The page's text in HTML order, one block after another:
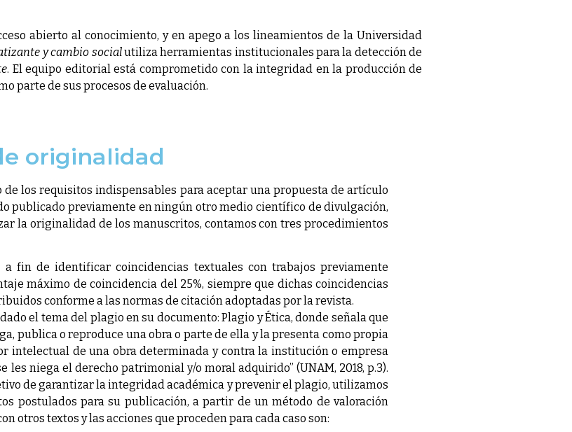
abierto al conocimiento, y en apego a los lineamientos de la Universidad
y cambio socialutiliza herramientas institucionales para la detección de
. El equipo editorial está comprometido con la integridad en la producción de
parte de sus procesos de evaluación.
originalidad
de los requisitos indispensables para aceptar una propuesta de artículo
publicado previamente en ningún otro medio científico de divulgación,
la originalidad de los manuscritos, contamos con tres procedimientos
a fin de identificar coincidencias textuales con trabajos previamente
máximo de coincidencia del 25%, siempre que dichas coincidencias
conforme a las normas de citación adoptadas por la revista.
el tema del plagio en su documento: Plagio y Ética, donde señala que
publica o reproduce una obra o parte de ella y la presenta como propia
intelectual de una obra determinada y contra la institución o empresa
niega el derecho patrimonial y/o moral adquirido” (UNAM, 2018, p.3).
de garantizar la integridad académica y prevenir el plagio, utilizamos
postulados para su publicación, a partir de un método de valoración
otros textos y las acciones que proceden para cada caso son: